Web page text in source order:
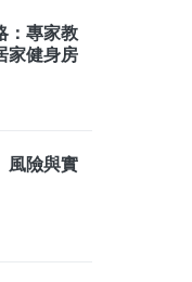
：專家教
家健身房
風險與實